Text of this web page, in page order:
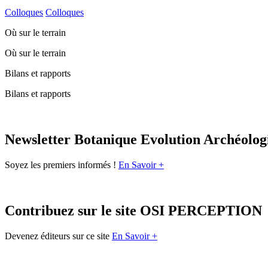
Colloques Colloques
Où sur le terrain
Où sur le terrain
Bilans et rapports
Bilans et rapports
Newsletter Botanique Evolution
Soyez les premiers informés ! En Savoir +
Contribuez sur le site OSI PERCEPTION
Devenez éditeurs sur ce site En Savoir +